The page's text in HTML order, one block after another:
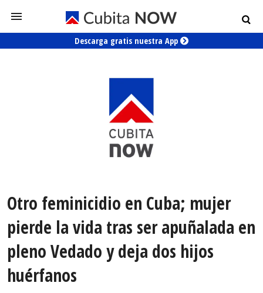
Descarga gratis nuestra App
Otro feminicidio en Cuba; mujer
pierde la vida tras ser apuñalada en
pleno Vedado y deja dos hijos
huérfanos